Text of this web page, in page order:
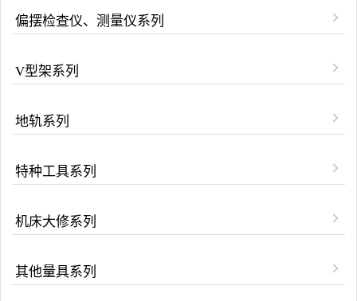
偏摆检查仪、测量仪系列
V型架系列
地轨系列
特种工具系列
机床大修系列
其他量具系列